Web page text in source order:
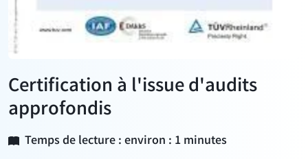
Certification à l'issue d'audits
approfondis
Temps de lecture : environ : 1 minutes